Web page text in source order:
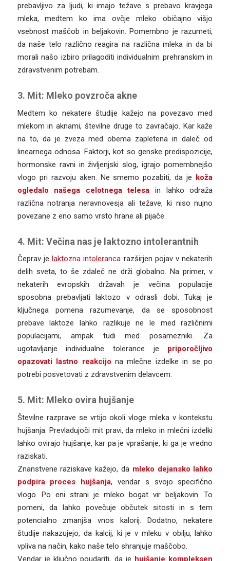
prebavljivo za ljudi, ki imajo težave s prebavo kravjega
mleka, medtem ko ima ovčje mleko običajno višjo
vsebnost maščob in beljakovin. Pomembno je razumeti,
da naše telo različno reagira na različna mleka in da bi
morali našo izbiro prilagoditi individualnim prehranskim in
zdravstvenim potrebam.
3. Mit: Mleko povzroča akne
Medtem ko nekatere študije kažejo na povezavo med
mlekom in aknami, številne druge to zavračajo. Kar kaže
na to, da je zveza med obema zapletena in daleč od
linearnega odnosa. Faktorji, kot so genske predispozicije,
hormonske ravni in življenjski slog, igrajo pomembnejšo
vlogo pri razvoju aken. Ne smemo pozabiti, da je koža
ogledalo našega celotnega telesa in lahko odraža
različna notranja neravnovesja ali težave, ki niso nujno
povezane z eno samo vrsto hrane ali pijače.
4. Mit: Večina nas je laktozno intolerantnih
Čeprav jelaktozna intoleranca razširjen pojav v nekaterih
delih sveta, to še zdaleč ne drži globalno. Na primer, v
nekaterih evropskih državah je večina populacije
sposobna prebavljati laktozo v odrasli dobi. Tukaj je
ključnega pomena razumevanje, da se sposobnost
prebave laktoze lahko razlikuje ne le med različnimi
populacijami, ampak tudi med posamezniki. Za
ugotavljanje individualne tolerance je priporočljivo
opazovati lastno reakcijo na mlečne izdelke in se po
potrebi posvetovati z zdravstvenim delavcem.
5. Mit: Mleko ovira hujšanje
Številne razprave se vrtijo okoli vloge mleka v kontekstu
hujšanja. Prevladujoči mit pravi, da mleko in mlečni izdelki
lahko ovirajo hujšanje, kar pa je vprašanje, ki ga je vredno
raziskati.
Znanstvene raziskave kažejo, da mleko dejansko lahko
podpira proces hujšanja, vendar s svojo specifično
vlogo. Po eni strani je mleko bogat vir beljakovin. To
pomeni, da lahko povečuje občutek sitosti in s tem
potencialno zmanjša vnos kalorij. Dodatno, nekatere
študije nakazujejo, da kalcij, ki je v mleku v obilju, lahko
vpliva na način, kako naše telo shranjuje maščobo.
Vendar je ključno poudariti, da je hujšanje kompleksen